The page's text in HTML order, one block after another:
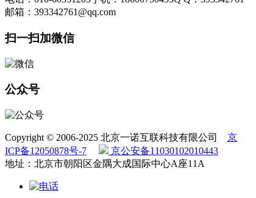
邮箱：393342761@qq.com
扫一扫加微信
公众号
Copyright © 2006-2025 北京一诺互联科技有限公司 京
ICP备12050878号-7
京公安备11030102010443
地址：北京市朝阳区金隅大成国际中心A座11A